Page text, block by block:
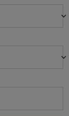
keyboard_arrow_down
keyboard_arrow_down